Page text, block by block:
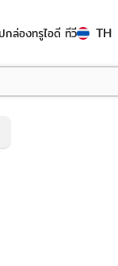
กล่องทรูไอดี ทีวี TH